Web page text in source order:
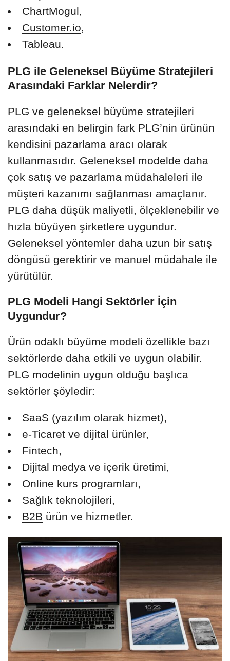
ChartMogul,
Customer.io,
Tableau.
PLG ile Geleneksel Büyüme Stratejileri
Arasındaki Farklar Nelerdir?
PLG ve geleneksel büyüme stratejileri
arasındaki en belirgin fark PLG’nin ürünün
kendisini pazarlama aracı olarak
kullanmasıdır. Geleneksel modelde daha
çok satış ve pazarlama müdahaleleri ile
müşteri kazanımı sağlanması amaçlanır.
PLG daha düşük maliyetli, ölçeklenebilir ve
hızla büyüyen şirketlere uygundur.
Geleneksel yöntemler daha uzun bir satış
döngüsü gerektirir ve manuel müdahale ile
yürütülür.
PLG Modeli Hangi Sektörler İçin
Uygundur?
Ürün odaklı büyüme modeli özellikle bazı
sektörlerde daha etkili ve uygun olabilir.
PLG modelinin uygun olduğu başlıca
sektörler şöyledir:
SaaS (yazılım olarak hizmet),
e-Ticaret ve dijital ürünler,
Fintech,
Dijital medya ve içerik üretimi,
Online kurs programları,
Sağlık teknolojileri,
B2B ürün ve hizmetler.